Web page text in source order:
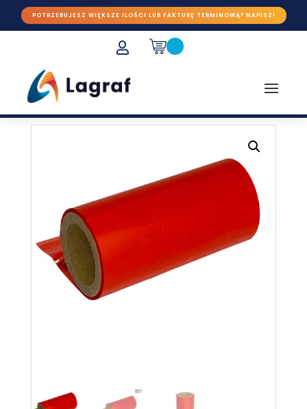
POTRZEBUJESZ WIĘKSZE ILOŚCI LUB FAKTURĘ TERMINOWĄ? NAPISZ!
